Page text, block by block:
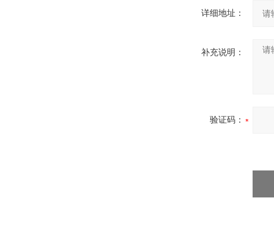
详细地址：
补充说明：
验证码：